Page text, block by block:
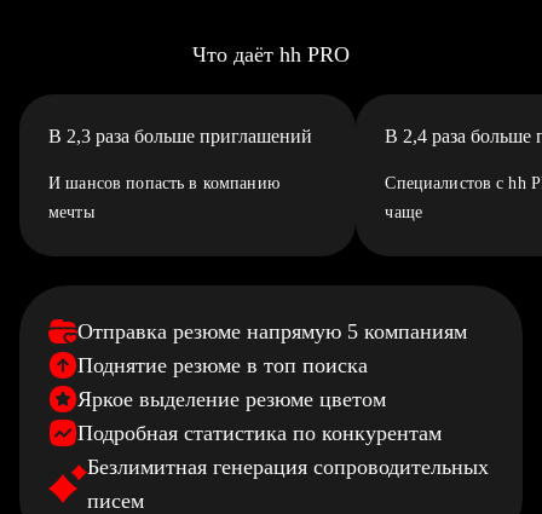
Что даёт hh PRO
В 2,3 раза больше приглашений
И шансов попасть в компанию
мечты
В 2,4 раза больше
Специалистов с hh
чаще
Отправка резюме напрямую 5 компаниям
Поднятие резюме в топ поиска
Яркое выделение резюме цветом
Подробная статистика по конкурентам
Безлимитная генерация сопроводительных
писем